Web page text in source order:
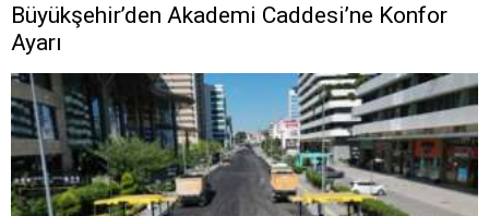
Büyükşehir’den Akademi Caddesi’ne Konfor
Ayarı